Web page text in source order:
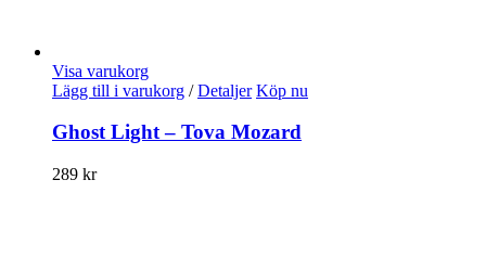
Visa varukorg
Lägg till i varukorg / Detaljer Köp nu
Ghost Light – Tova Mozard
289 kr